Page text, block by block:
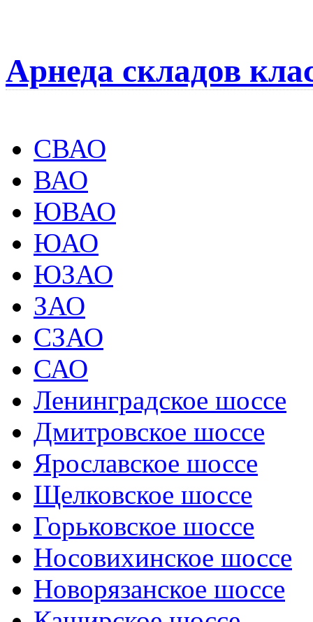
Арнеда складов
СВАО
ВАО
ЮВАО
ЮАО
ЮЗАО
ЗАО
СЗАО
САО
Ленинградское шоссе
Дмитровское шоссе
Ярославское шоссе
Щелковское шоссе
Горьковское шоссе
Носовихинское шоссе
Новорязанское шоссе